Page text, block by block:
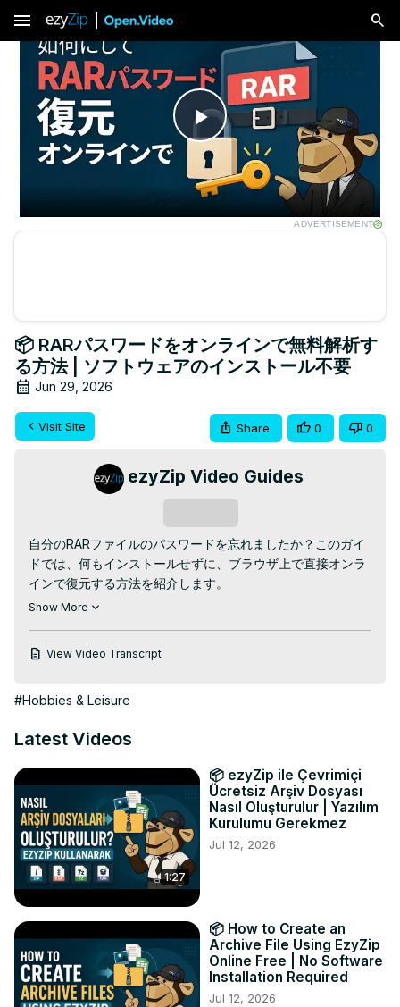
menu
Play
Video
ADVERTISEMENT
📦 RARパスワードをオンラインで無料解析す
る方法 | ソフトウェアのインストール不要
Jun 29, 2026
Visit Site Share 0 0
ezyZip Video Guides
自分のRARファイルのパスワードを忘れましたか？このガイ
ドでは、何もインストールせずに、ブラウザ上で直接オンラ
インで復元する方法を紹介します。
無料のオンラインRARパスワード復元：
1. RARファイルを選択 – 「解析するRARファイルを選択」を
2. （任意）単語リストを選択 – 内蔵の単語リストを使うか、
ァイルをアップロードします。
かったら、「パスワードをコピー」をクリックして取得しま
す。
ezyZipはWebAssemblyを使ってブラウザ内だけで高速な辞
書（単語リスト）攻撃を実行します。ファイルが一切アップ
ロードされないため、すべて100%プライベートに保たれま
す。自分の忘れたアーカイブへのアクセスを取り戻すのに最
#RARパスワード回復 #ezyzip
フォローはこちら：
Twitter:
https://twitter.com/ezyzip
Facebook: https://www.facebook.com/ezyzip/
Show More
View Video Transcript
#Hobbies & Leisure
Latest Videos
1:27
📦 ezyZip ile Çevrimiçi
Ücretsiz Arşiv Dosyası
Nasıl Oluşturulur | Yazılım
Kurulumu Gerekmez
Jul 12, 2026
📦 How to Create an
Archive File Using EzyZip
Online Free | No Software
Installation Required
Jul 12, 2026